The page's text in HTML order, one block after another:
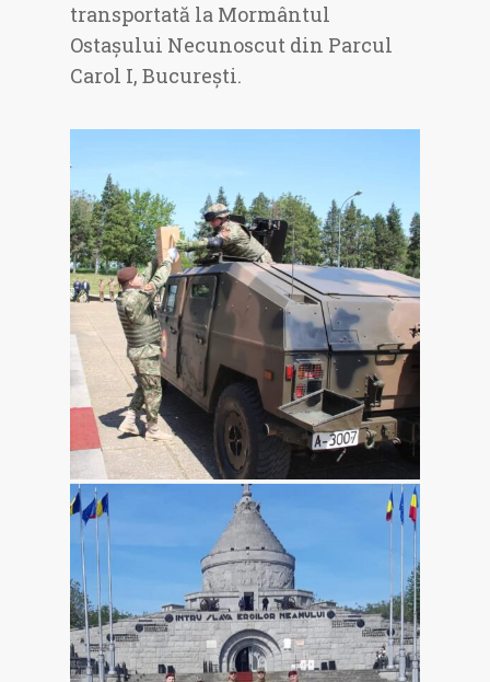
transportată la Mormântul
Ostașului Necunoscut din Parcul
Carol I, București.